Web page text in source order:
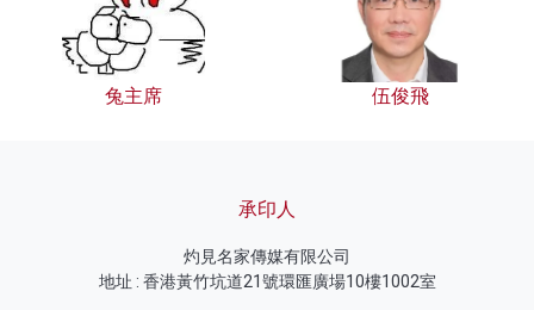
兔主席 伍俊飛
承印人
灼見名家傳媒有限公司
地址 : 香港黃竹坑道21號環匯廣場10樓1002室